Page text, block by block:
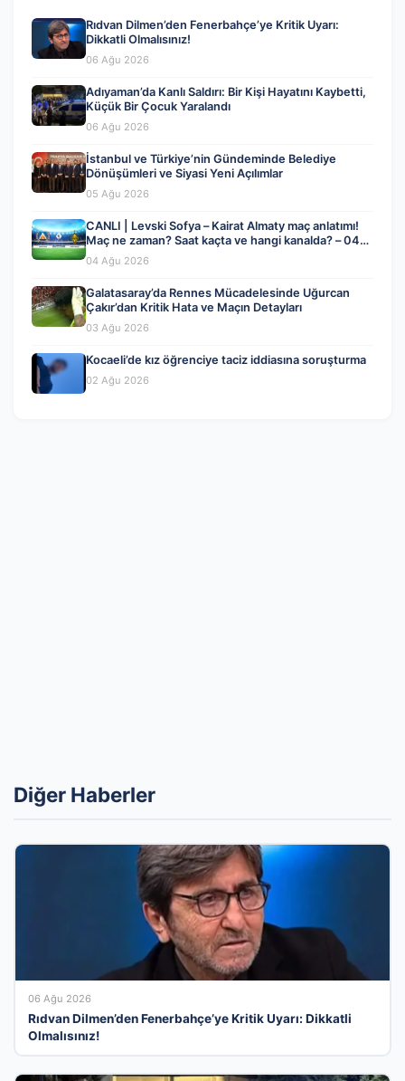
Rıdvan Dilmen’den Fenerbahçe’ye Kritik Uyarı:
Dikkatli Olmalısınız!
06 Ağu 2026
Adıyaman’da Kanlı Saldırı: Bir Kişi Hayatını Kaybetti,
Küçük Bir Çocuk Yaralandı
06 Ağu 2026
İstanbul ve Türkiye’nin Gündeminde Belediye
Dönüşümleri ve Siyasi Yeni Açılımlar
05 Ağu 2026
CANLI | Levski Sofya – Kairat Almaty maç anlatımı!
Maç ne zaman? Saat kaçta ve hangi kanalda? – 04
Ağustos 2026
04 Ağu 2026
Galatasaray’da Rennes Mücadelesinde Uğurcan
Çakır’dan Kritik Hata ve Maçın Detayları
03 Ağu 2026
Kocaeli’de kız öğrenciye taciz iddiasına soruşturma
02 Ağu 2026
Diğer Haberler
06 Ağu 2026
Rıdvan Dilmen’den Fenerbahçe’ye Kritik Uyarı: Dikkatli
Olmalısınız!